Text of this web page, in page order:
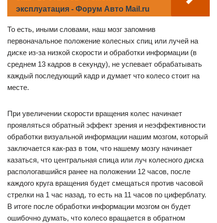
эксплуатация - Форум Авто Mail.ru
То есть, иными словами, наш мозг запомнив
первоначальное положение колесных спиц или лучей на
диске из-за низкой скорости и обработки информации (в
среднем 13 кадров в секунду), не успевает обрабатывать
каждый последующий кадр и думает что колесо стоит на
месте.
При увеличении скорости вращения колес начинает
проявляться обратный эффект зрения и неэффективности
обработки визуальной информации нашим мозгом, который
заключается как-раз в том, что нашему мозгу начинает
казаться, что центральная спица или луч колесного диска
распологавшийся ранее на положении 12 часов, после
каждого круга вращения будет смещаться против часовой
стрелки на 1 час назад, то есть на 11 часов по циферблату.
В итоге после обработки информации мозгом он будет
ошибочно думать, что колесо вращается в обратном